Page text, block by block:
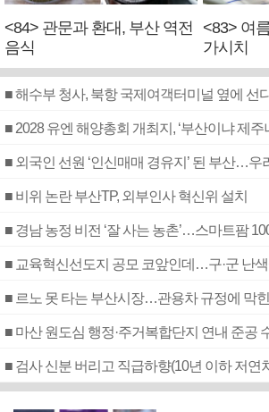
<84> 관문과 환대, 부산 역전
음식
<83> 여
가시치
■ 해수부 청사, 북항 국제여객터미널 옆에 선
■ 2028 유엔 해양총회 개최지, ‘부산이냐 제주
■ 외국인 선원 ‘인신매매 경유지’ 된 부산…우
■ 비위 논란 부산TP, 외부인사 혁신위 설치
■ 경남 농정 비전 ‘잘 사는 농촌’…스마트팜
■ 교육혁신선도지 공모 코앞인데…구·군 난색
■ 르노 못 타는 부산시장…관용차 규정에 막
■ 마산 원도심 행정·주거복합단지 연내 준공